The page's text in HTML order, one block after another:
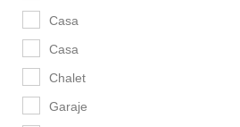
Casa
Casa
Chalet
Garaje